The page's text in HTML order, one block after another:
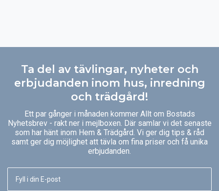
Ta del av tävlingar, nyheter och
erbjudanden inom hus, inredning
och trädgård!
Ett par gånger i månaden kommer Allt om Bostads
Nyhetsbrev - rakt ner i mejlboxen. Där samlar vi det senaste
som har hänt inom Hem & Trädgård. Vi ger dig tips & råd
samt ger dig möjlighet att tävla om fina priser och få unika
erbjudanden.